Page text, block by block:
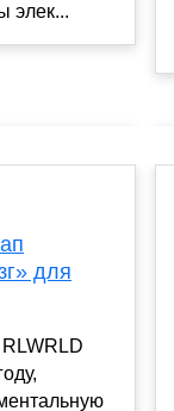
элек...
для